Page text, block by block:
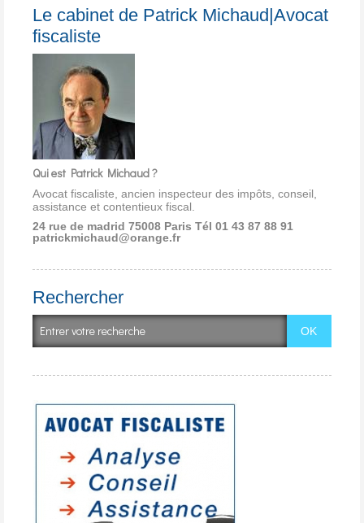
Le cabinet de Patrick Michaud|Avocat
fiscaliste
Qui est Patrick Michaud ?
Avocat fiscaliste, ancien inspecteur des impôts, conseil,
assistance et contentieux fiscal.
24 rue de madrid 75008 Paris Tél 01 43 87 88 91
patrickmichaud@orange.fr
Rechercher